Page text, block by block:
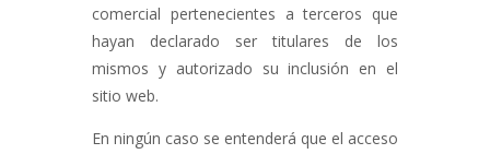
comercial pertenecientes a terceros que
hayan declarado ser titulares de los
mismos y autorizado su inclusión en el
sitio web.
En ningún caso se entenderá que el acceso